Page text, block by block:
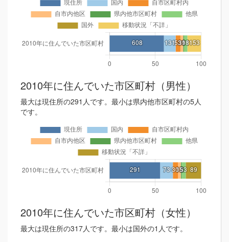
2010年に住んでいた市区町村（男性）
最大は現住所の291人です。最小は県内他市区町村の5人
です。
2010年に住んでいた市区町村（女性）
最大は現住所の317人です。最小は国外の1人です。